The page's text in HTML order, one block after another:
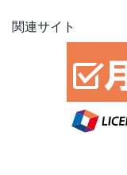
関連サイト